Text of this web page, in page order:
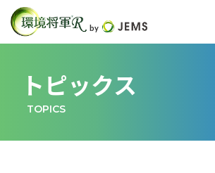
トピックス
TOPICS